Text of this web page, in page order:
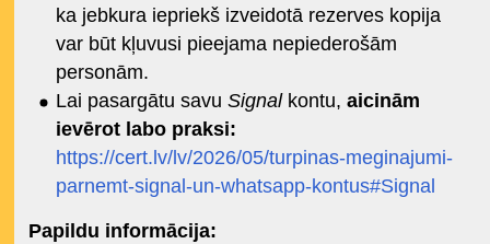
ka jebkura iepriekš izveidotā rezerves kopija
var būt kļuvusi pieejama nepiederošām
personām.
Lai pasargātu savu Signal kontu, aicinām
ievērot labo praksi:
https://cert.lv/lv/2026/05/turpinas-meginajumi-
parnemt-signal-un-whatsapp-kontus#Signal
Papildu informācija: